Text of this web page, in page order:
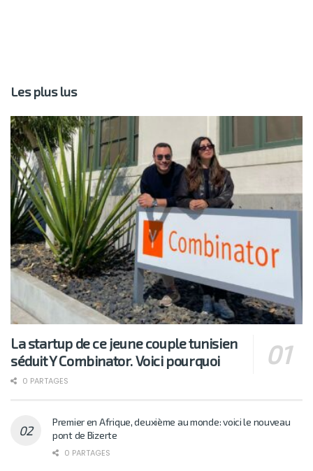
Les plus lus
La startup de ce jeune couple tunisien
séduit Y Combinator. Voici pourquoi
0 PARTAGES
Premier en Afrique, deuxième au monde: voici le nouveau
pont de Bizerte
0 PARTAGES